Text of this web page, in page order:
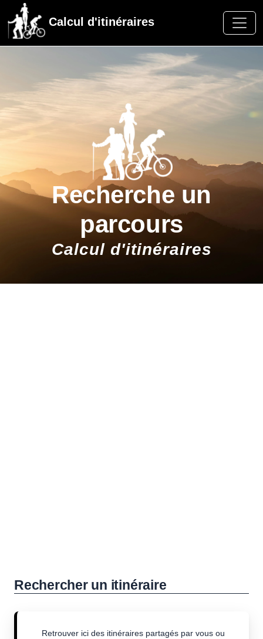
Calcul d'itinéraires
Recherche un
parcours
Calcul d'itinéraires
Rechercher un itinéraire
Retrouver ici des itinéraires partagés par vous ou